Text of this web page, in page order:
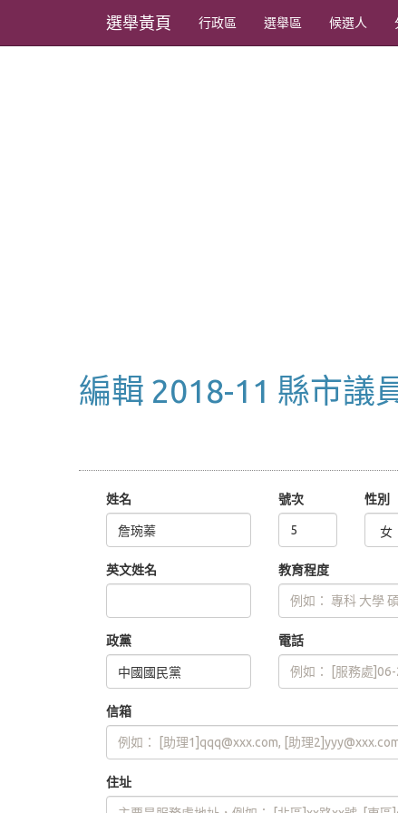
選舉黃頁 行政區 選舉區 候選人
編輯 2018-11 縣市議
姓名 號次 性別
英文姓名 教育程度
政黨 電話
信箱
住址